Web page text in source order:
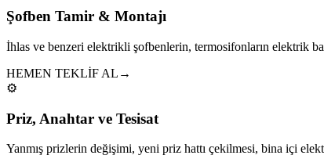
Şofben Tamir & Montajı
İhlas ve benzeri elektrikli şofbenlerin, termosifonların elektrik
HEMEN TEKLİF AL →
⚙️
Priz, Anahtar ve Tesisat
Yanmış prizlerin değişimi, yeni priz hattı çekilmesi, bina içi